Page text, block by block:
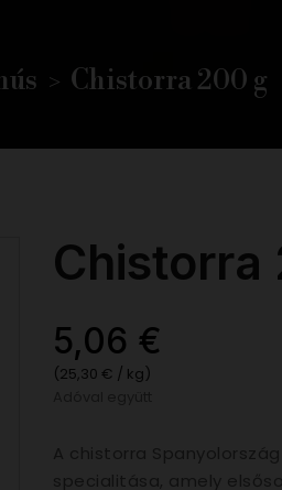
Chistorra 200 g
Chistorra
5,06 €
(25,30 € / kg)